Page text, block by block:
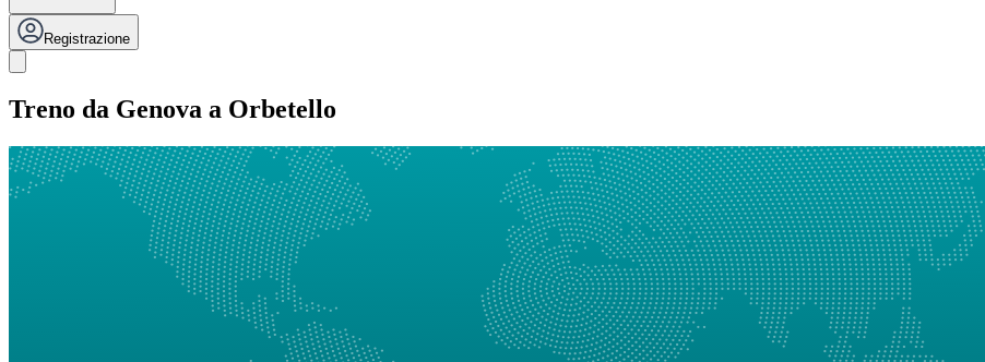
Registrazione
Treno da Genova a Orbetello